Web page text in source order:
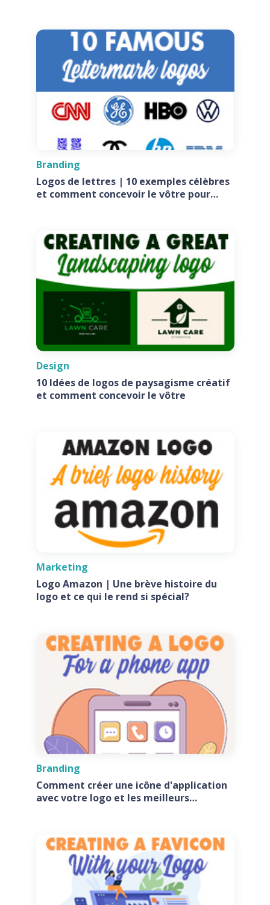
Branding
Logos de lettres | 10 exemples célèbres
et comment concevoir le vôtre pour
Design
10 Idées de logos de paysagisme créatif
et comment concevoir le vôtre
Marketing
Logo Amazon | Une brève histoire du
logo et ce qui le rend si spécial?
Branding
Comment créer une icône d'application
avec votre logo et les meilleurs